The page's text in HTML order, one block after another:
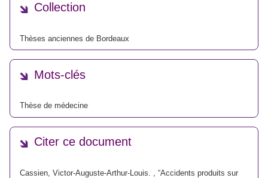
Collection
Thèses anciennes de Bordeaux
Mots-clés
Thèse de médecine
Citer ce document
Cassien, Victor-Auguste-Arthur-Louis. , “Accidents produits sur